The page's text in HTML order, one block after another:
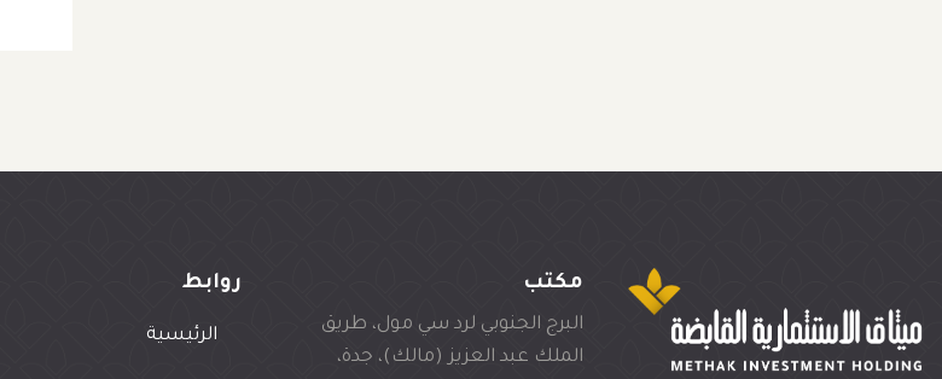
مكتب
البرج الجنوبي لرد سي مول، طريق
الملك عبد العزيز (مالك)، جدة،
روابط
الرئيسية